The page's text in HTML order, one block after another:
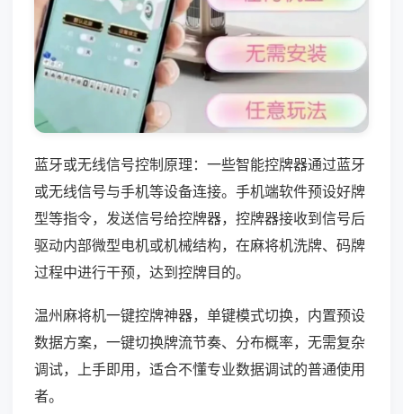
蓝牙或无线信号控制原理：一些智能控牌器通过蓝牙
或无线信号与手机等设备连接。手机端软件预设好牌
型等指令，发送信号给控牌器，控牌器接收到信号后
驱动内部微型电机或机械结构，在麻将机洗牌、码牌
过程中进行干预，达到控牌目的。
温州麻将机一键控牌神器，单键模式切换，内置预设
数据方案，一键切换牌流节奏、分布概率，无需复杂
调试，上手即用，适合不懂专业数据调试的普通使用
者。